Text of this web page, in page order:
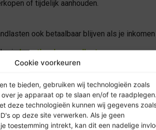
Cookie voorkeuren
te bieden, gebruiken wij technologieën zoals
je apparaat op te slaan en/of te raadplegen.
deze technologieën kunnen wij gegevens
op deze site verwerken. Als je geen
toestemming intrekt, kan dit een nadelige
of tijdelijk aanhouden.
ook betaalbaar blijven als je inkomen
jehypotheek maandlasten.
als je nog niet zeker weet waar